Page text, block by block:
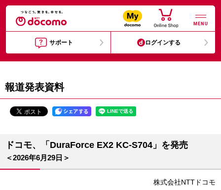
MENU
サポート ログインする
報道発表資料
ドコモ、「DuraForce EX2 KC-S704」を発売
＜2026年6月29日＞
株式会社NTTドコモ